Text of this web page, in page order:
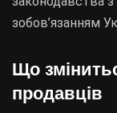
зобов’язанням
Що
продавців